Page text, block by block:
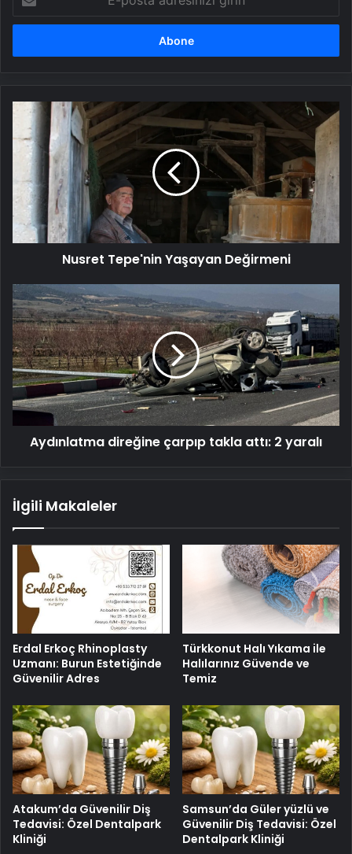
posta
adresinizi
Nusret
Tepe'nin
Yaşayan
Değirmeni
Nusret Tepe'nin Yaşayan Değirmeni
Aydınlatma
direğine
çarpıp
takla
attı:
2
yaralı
Aydınlatma direğine çarpıp takla attı: 2 yaralı
İlgili Makaleler
Erdal Erkoç Rhinoplasty
Uzmanı: Burun Estetiğinde
Güvenilir Adres
Türkkonut Halı Yıkama ile
Halılarınız Güvende ve
Temiz
Atakum’da Güvenilir Diş
Tedavisi: Özel Dentalpark
Kliniği
Samsun’da Güler yüzlü ve
Güvenilir Diş Tedavisi: Özel
Dentalpark Kliniği